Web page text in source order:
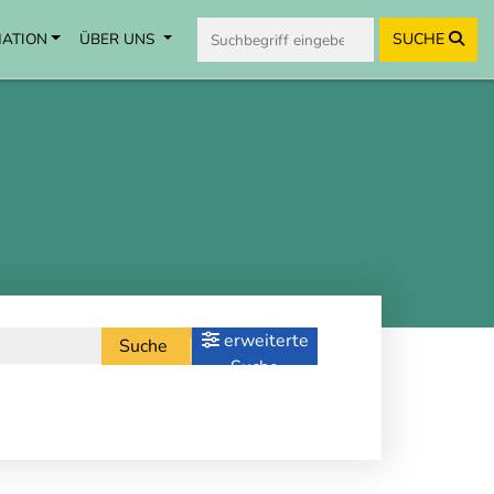
ÜBER UNS SUCHE
Suche
erweiterte
Suche